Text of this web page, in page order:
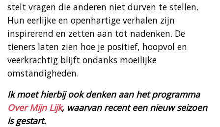
stelt vragen die anderen niet durven te stellen.
Hun eerlijke en openhartige verhalen zijn
inspirerend en zetten aan tot nadenken. De
tieners laten zien hoe je positief, hoopvol en
veerkrachtig blijft ondanks moeilijke
omstandigheden.
Ik moet hierbij ook denken aan het programma
Over Mijn Lijk, waarvan recent een nieuw seizoen
is gestart.